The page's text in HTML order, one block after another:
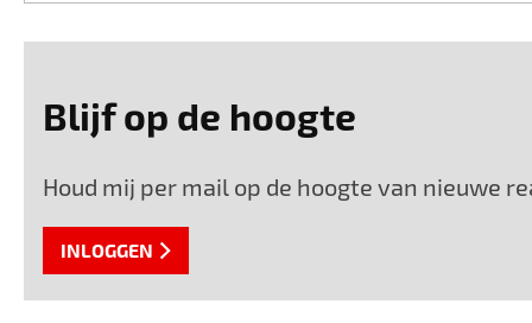
Blijf op de hoogte
Houd mij per mail op de hoogte van nieuwe
INLOGGEN